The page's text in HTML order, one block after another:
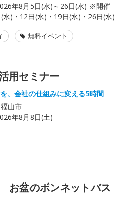
年8月5日(水)～26日(水) ※開催
水)・12日(水)・19日(水)・26日(水)
無料イベント
用セミナー
、会社の仕組みに変える5時間
山市
年8月8日(土)
お盆のボンネットバス